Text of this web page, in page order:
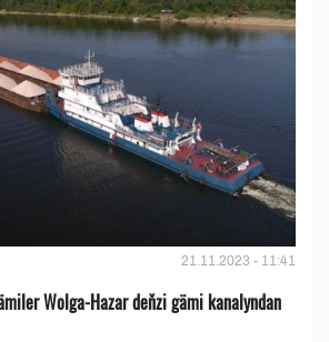
21.11.2023 - 11:41
Wolga-Hazar deňzi gämi kanalyndan